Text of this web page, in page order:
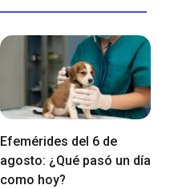
Efemérides del 6 de
agosto: ¿Qué pasó un día
como hoy?